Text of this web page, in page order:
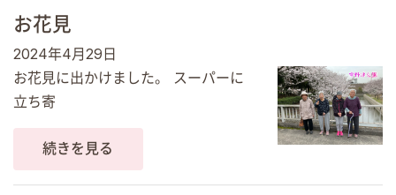
お花見
2024年4月29日
お花見に出かけました。 スーパーに
立ち寄
続きを見る